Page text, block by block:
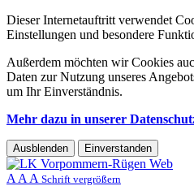
Dieser Internetauftritt verwendet
Einstellungen und besondere
Außerdem möchten wir Cookies
Daten zur Nutzung unseres
um Ihr Einverständnis.
Mehr dazu in unserer
Ausblenden Einverstanden
A A A Schrift vergrößern